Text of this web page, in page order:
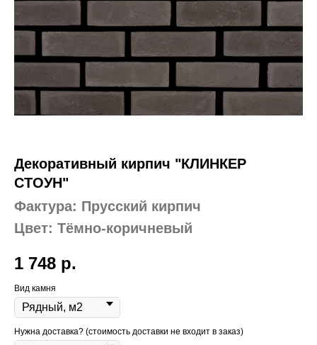
Декоративный кирпич "КЛИНКЕР
СТОУН"
Фактура: Прусский кирпич
Цвет: Тёмно-коричневый
1 748 р.
Вид камня
Нужна доставка? (стоимость доставки не входит в заказ)